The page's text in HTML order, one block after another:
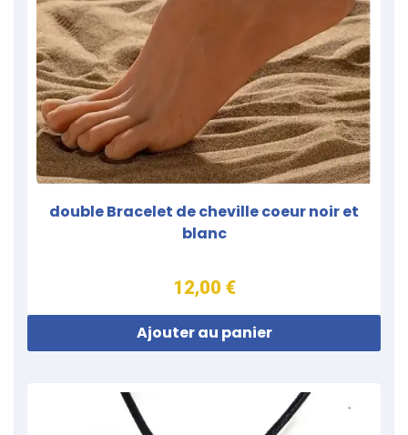
double Bracelet de cheville coeur noir et
blanc
12,00 €
Ajouter au panier